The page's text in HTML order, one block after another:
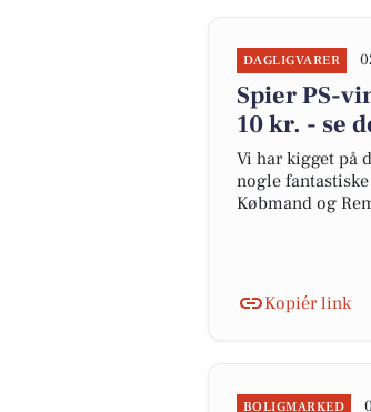
DAGLIGVARER
Spier PS-
10 kr. - se
Vi har kigget på
nogle
Købmand og
Kopiér link
BOLIGMARKED